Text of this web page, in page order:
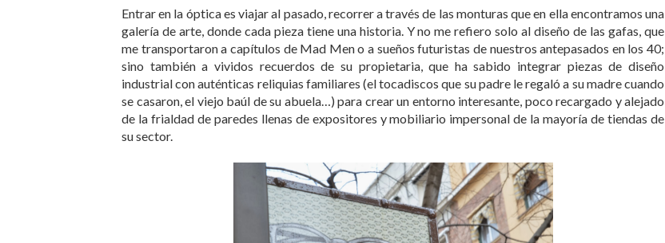
Entrar en la óptica es viajar al pasado, recorrer a través de las monturas que en ella encontramos una
galería de arte, donde cada pieza tiene una historia. Y no me refiero solo al diseño de las gafas, que
me transportaron a capítulos de Mad Men o a sueños futuristas de nuestros antepasados en los 40;
sino también a vividos recuerdos de su propietaria, que ha sabido integrar piezas de diseño
industrial con auténticas reliquias familiares (el tocadiscos que su padre le regaló a su madre cuando
se casaron, el viejo baúl de su abuela…) para crear un entorno interesante, poco recargado y alejado
de la frialdad de paredes llenas de expositores y mobiliario impersonal de la mayoría de tiendas de
su sector.